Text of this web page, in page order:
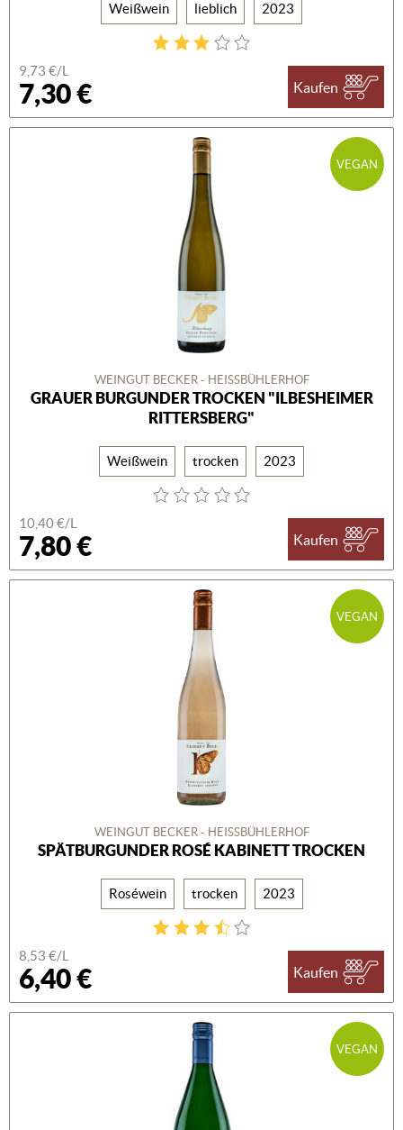
Weißwein lieblich 2023
9,73 €/L
7,30 € Kaufen
VEGAN
WEINGUT BECKER - HEISSBÜHLERHOF
GRAUER BURGUNDER TROCKEN "ILBESHEIMER
RITTERSBERG"
Weißwein trocken 2023
10,40 €/L
7,80 € Kaufen
VEGAN
WEINGUT BECKER - HEISSBÜHLERHOF
SPÄTBURGUNDER ROSÉ KABINETT TROCKEN
Roséwein trocken 2023
8,53 €/L
6,40 € Kaufen
VEGAN